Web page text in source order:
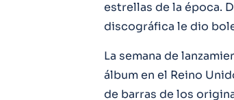
estrellas de la época.
discográfica le dio
La semana de
álbum en el Reino
de barras de los